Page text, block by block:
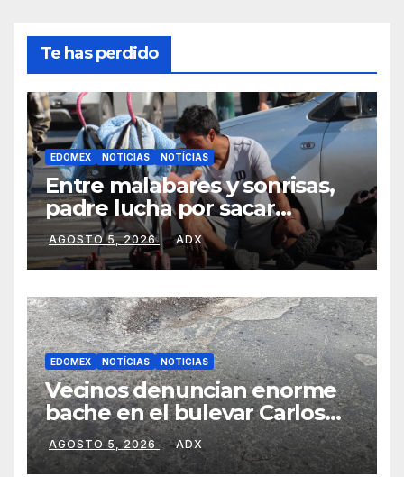
Te has perdido
EDOMEX NOTICIAS NOTÍCIAS
Entre malabares y sonrisas,
padre lucha por sacar
adelante a su hija en calles
de Toluca
AGOSTO 5, 2026 ADX
EDOMEX NOTÍCIAS NOTICIAS
Vecinos denuncian enorme
bache en el bulevar Carlos
Hank de Santiago
Tianguistenco
AGOSTO 5, 2026 ADX